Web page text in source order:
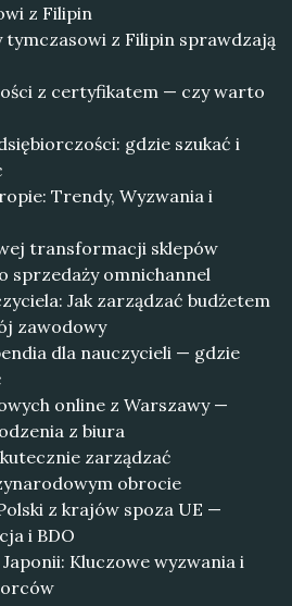
z Filipin
z Filipin sprawdzają
z certyfikatem — czy warto
gdzie szukać i
Trendy, Wyzwania i
transformacji sklepów
sprzedaży omnichannel
Jak zarządzać budżetem
zawodowy
dla nauczycieli — gdzie
online z Warszawy —
z biura
zarządzać
obrocie
z krajów spoza UE —
i BDO
Kluczowe wyzwania i